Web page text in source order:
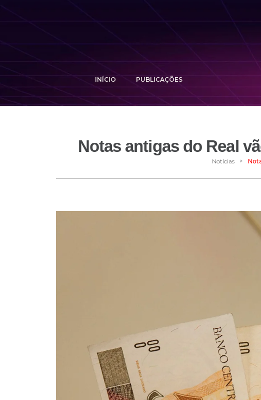
INÍCIO PUBLICAÇÕES
Notas antigas do Real
Notícias >